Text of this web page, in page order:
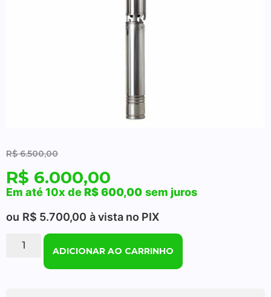
R$6.500,00
R$ 6.000,00
Em até 10x deR$600,00 sem juros
ou R$ 5.700,00 à vista no PIX
ADICIONAR AO CARRINHO